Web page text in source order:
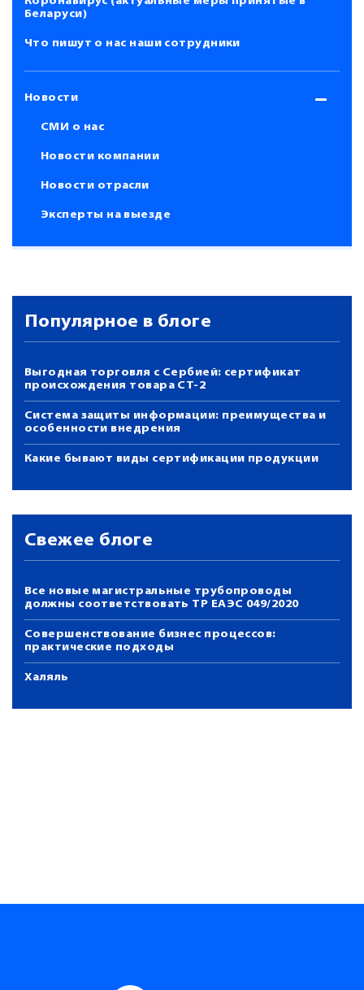
Беларуси)
Что пишут о нас наши сотрудники
Новости
СМИ о нас
Новости компании
Новости отрасли
Эксперты на выезде
Популярное в блоге
Выгодная торговля с Сербией: сертификат
происхождения товара СТ-2
Система защиты информации: преимущества и
особенности внедрения
Какие бывают виды сертификации продукции
Свежее блоге
Все новые магистральные трубопроводы
должны соответствовать ТР ЕАЭС 049/2020
Совершенствование бизнес процессов:
практические подходы
Халяль